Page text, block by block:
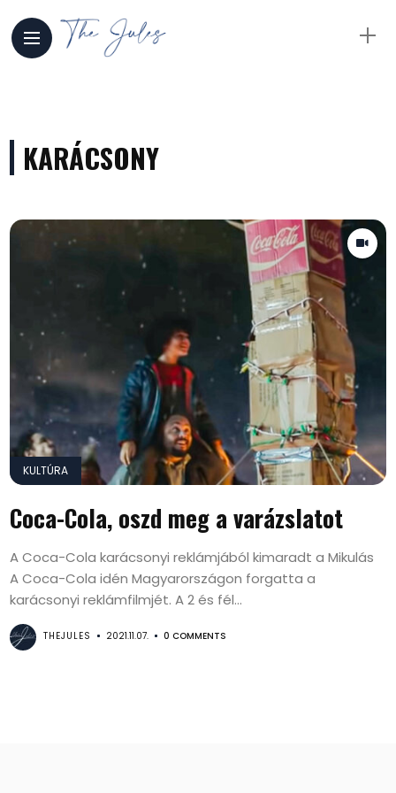
KARÁCSONY
KULTÚRA
Coca-Cola, oszd meg a varázslatot
A Coca-Cola karácsonyi reklámjából kimaradt a Mikulás
A Coca-Cola idén Magyarországon forgatta a
karácsonyi reklámfilmjét. A 2 és fél...
THEJULES 2021.11.07. 0 COMMENTS